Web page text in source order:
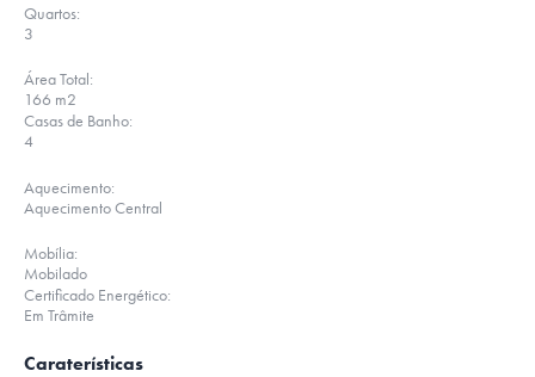
Quartos:
3
Área Total:
166 m2
Casas de Banho:
4
Aquecimento:
Aquecimento Central
Mobília:
Mobilado
Certificado Energético:
Em Trâmite
Caraterísticas